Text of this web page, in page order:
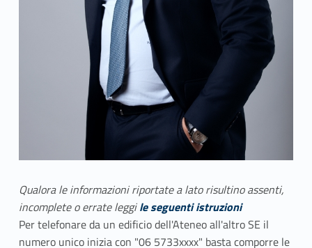
Qualora le informazioni riportate a lato risultino assenti,
incomplete o errate leggile seguenti istruzioni
Per telefonare da un edificio dell'Ateneo all'altro SE il
numero unico inizia con "06 5733xxxx" basta comporre le